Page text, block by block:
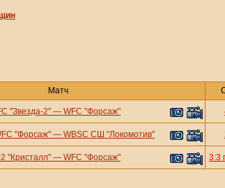
Матч
"Звезда-2" — WFC "Форсаж"
"Форсаж" — WBSC СШ "Локомотив"
"Кристалл" — WFC "Форсаж" 3:3